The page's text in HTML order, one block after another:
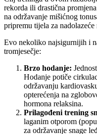
rekorda ili drastična
na održavanje mišićnog
pripremu tijela za nadolazeće
Evo nekoliko najsigurnijih i
tromjesečje:
Brzo hodanje:
Hodanje potiče
održavanju
opterećenja na
hormona relaksina.
Prilagođeni trening
laganim otporom
za održavanje snage